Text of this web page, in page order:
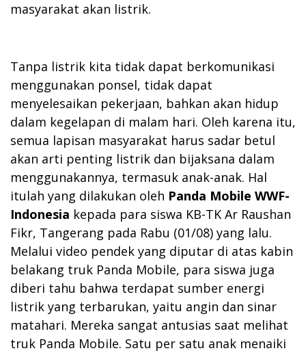
masyarakat akan listrik.
Tanpa listrik kita tidak dapat berkomunikasi
menggunakan ponsel, tidak dapat
menyelesaikan pekerjaan, bahkan akan hidup
dalam kegelapan di malam hari. Oleh karena itu,
semua lapisan masyarakat harus sadar betul
akan arti penting listrik dan bijaksana dalam
menggunakannya, termasuk anak-anak. Hal
itulah yang dilakukan oleh Panda Mobile WWF-
Indonesia kepada para siswa KB-TK Ar Raushan
Fikr, Tangerang pada Rabu (01/08) yang lalu.
Melalui video pendek yang diputar di atas kabin
belakang truk Panda Mobile, para siswa juga
diberi tahu bahwa terdapat sumber energi
listrik yang terbarukan, yaitu angin dan sinar
matahari. Mereka sangat antusias saat melihat
truk Panda Mobile. Satu per satu anak menaiki